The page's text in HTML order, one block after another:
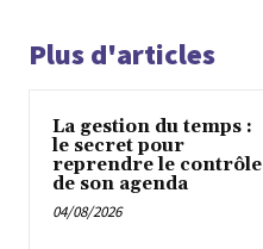
Plus d'articles
La gestion du temps :
le secret pour
reprendre le contrôle
de son agenda
04/08/2026